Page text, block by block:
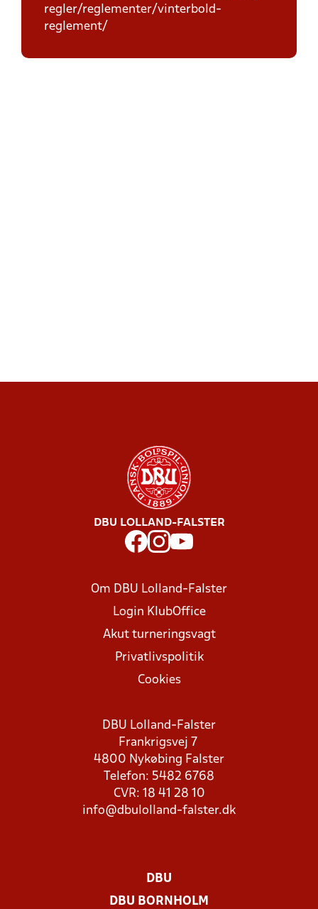
regler/reglementer/vinterbold-
reglement/
DBU LOLLAND-FALSTER
Om DBU Lolland-Falster
Login KlubOffice
Akut turneringsvagt
Privatlivspolitik
Cookies
DBU Lolland-Falster
Frankrigsvej 7
4800 Nykøbing Falster
Telefon: 5482 6768
CVR: 18 41 28 10
info@dbulolland-falster.dk
DBU
DBU BORNHOLM